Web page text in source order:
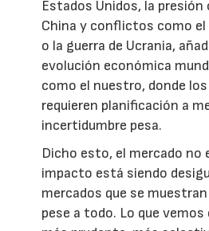
Estados Unidos, la
China y conflictos como el
o la guerra de Ucrania,
evolución económica
como el nuestro, donde
requieren planificación a
incertidumbre pesa.
Dicho esto, el mercado no
impacto está siendo
mercados que se
pese a todo. Lo que